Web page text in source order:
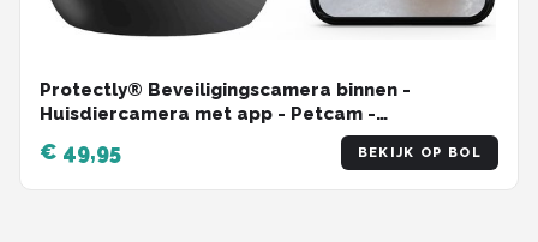
Protectly® Beveiligingscamera binnen -
Huisdiercamera met app - Petcam -
Hondencamera - Met WiFi APP - 2K 3MP Ultra HD
- Volgt beweging en geluidsdetectie - Indoor
Camera - Zwart
€ 49,95 BEKIJK OP BOL